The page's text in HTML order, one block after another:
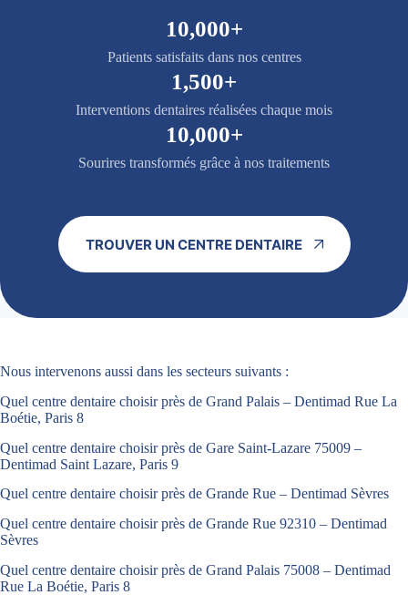
10,000+
Patients satisfaits dans nos centres
1,500+
Interventions dentaires réalisées chaque mois
10,000+
Sourires transformés grâce à nos traitements
TROUVER UN CENTRE DENTAIRE
Nous intervenons aussi dans les secteurs suivants :
Quel centre dentaire choisir près de Grand Palais – Dentimad Rue La
Boétie, Paris 8
Quel centre dentaire choisir près de Gare Saint-Lazare 75009 –
Dentimad Saint Lazare, Paris 9
Quel centre dentaire choisir près de Grande Rue – Dentimad Sèvres
Quel centre dentaire choisir près de Grande Rue 92310 – Dentimad
Sèvres
Quel centre dentaire choisir près de Grand Palais 75008 – Dentimad
Rue La Boétie, Paris 8